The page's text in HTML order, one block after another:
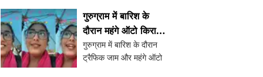
गुरुग्राम में बारिश के
दौरान महंगे ऑटो किराए
का वीडियो हुआ वायरल,
जानें क्या हुआ?
गुरुग्राम में बारिश के दौरान
ट्रैफिक जाम और महंगे ऑटो